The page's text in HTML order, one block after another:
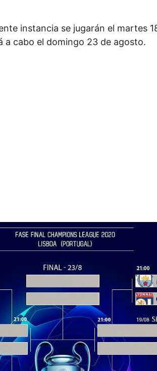
instancia se jugarán el martes
a cabo el domingo 23 de agosto.